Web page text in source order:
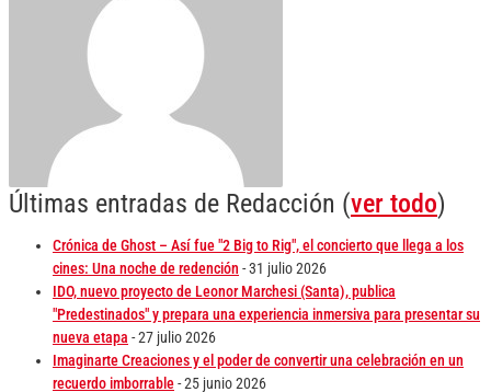
Últimas entradas de Redacción (ver todo)
Crónica de Ghost – Así fue "2 Big to Rig", el concierto que llega a los
cines: Una noche de redención - 31 julio 2026
IDO, nuevo proyecto de Leonor Marchesi (Santa), publica
"Predestinados" y prepara una experiencia inmersiva para presentar su
nueva etapa - 27 julio 2026
Imaginarte Creaciones y el poder de convertir una celebración en un
recuerdo imborrable- 25 junio 2026